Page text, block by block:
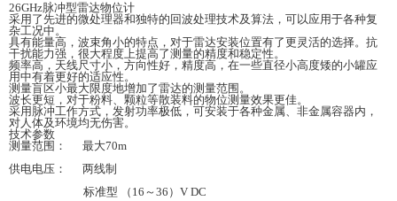
26GHz脉冲型雷达物位计
采用了先进的微处理器和独特的回波处理技术及算法，可以应用于各种复
杂工况中。
具有能量高，波束角小的特点，对于雷达安装位置有了更灵活的选择。抗
干扰能力强，很大程度上提高了测量的精度和稳定性。
频率高，天线尺寸小，方向性好，精度高，在一些直径小高度矮的小罐应
用中有着更好的适应性。
测量盲区小最大限度地增加了雷达的测量范围。
波长更短，对于粉料、颗粒等散装料的物位测量效果更佳。
采用脉冲工作方式，发射功率极低，可安装于各种金属、非金属容器内，
对人体及环境均无伤害。
技术参数
测量范围： 最大70m
供电电压： 两线制
标准型 （16～36）V DC